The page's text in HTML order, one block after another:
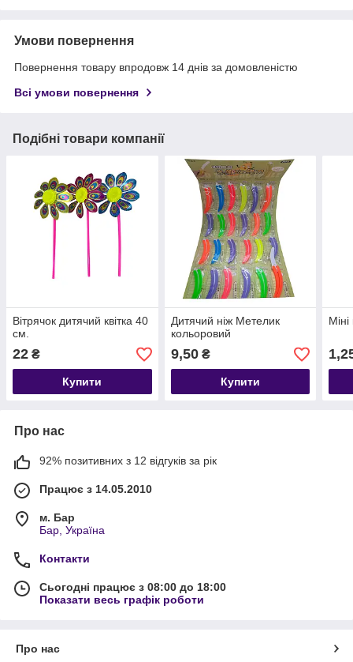
Умови повернення
Повернення товару впродовж 14 днів за домовленістю
Всі умови повернення
Подібні товари компанії
Вітрячок дитячий квітка 40
см.
22 ₴
Купити
Дитячий ніж Метелик
кольоровий
9,50₴
Купити
Про нас
92% позитивних з 12 відгуків за рік
Працює з 14.05.2010
м. Бар
Бар, Україна
Контакти
Сьогодні працює з 08:00 до 18:00
Показати весь графік роботи
Про нас